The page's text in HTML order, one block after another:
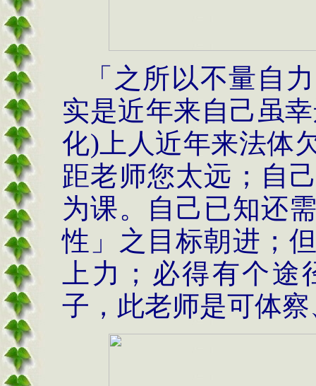
「之所以不量自
实是近年来自己虽
化)上人近年来法体
距老师您太远；自
为课。自己已知还
性」之目标朝进；
上力；必得有个
子，此老师是可体